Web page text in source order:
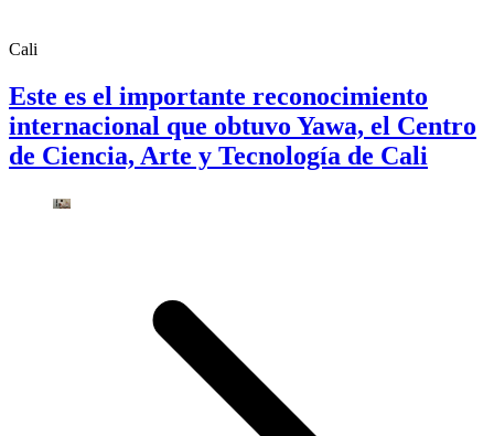
Cali
Este es el importante reconocimiento
internacional que obtuvo Yawa, el Centro
de Ciencia, Arte y Tecnología de Cali